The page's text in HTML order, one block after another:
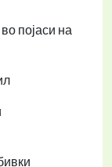
појаси на